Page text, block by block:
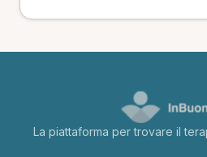
La piattaforma per trovare il